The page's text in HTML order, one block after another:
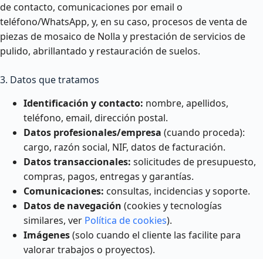
de contacto, comunicaciones por email o
teléfono/WhatsApp, y, en su caso, procesos de venta de
piezas de mosaico de Nolla y prestación de servicios de
pulido, abrillantado y restauración de suelos.
3. Datos que tratamos
Identificación y contacto: nombre, apellidos,
teléfono, email, dirección postal.
Datos profesionales/empresa (cuando proceda):
cargo, razón social, NIF, datos de facturación.
Datos transaccionales: solicitudes de presupuesto,
compras, pagos, entregas y garantías.
Comunicaciones: consultas, incidencias y soporte.
Datos de navegación (cookies y tecnologías
similares, ver Política de cookies).
Imágenes(solo cuando el cliente las facilite para
valorar trabajos o proyectos).